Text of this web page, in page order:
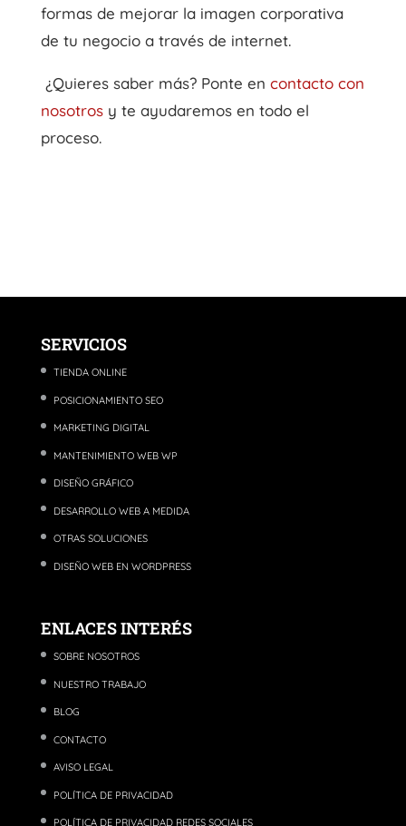
formas de mejorar la imagen corporativa
de tu negocio a través de internet.
¿Quieres saber más? Ponte en contacto con
nosotrosy te ayudaremos en todo el
proceso.
SERVICIOS
TIENDA ONLINE
POSICIONAMIENTO SEO
MARKETING DIGITAL
MANTENIMIENTO WEB WP
DISEÑO GRÁFICO
DESARROLLO WEB A MEDIDA
OTRAS SOLUCIONES
DISEÑO WEB EN WORDPRESS
ENLACES INTERÉS
SOBRE NOSOTROS
NUESTRO TRABAJO
BLOG
CONTACTO
AVISO LEGAL
POLÍTICA DE PRIVACIDAD
POLÍTICA DE PRIVACIDAD REDES SOCIALES